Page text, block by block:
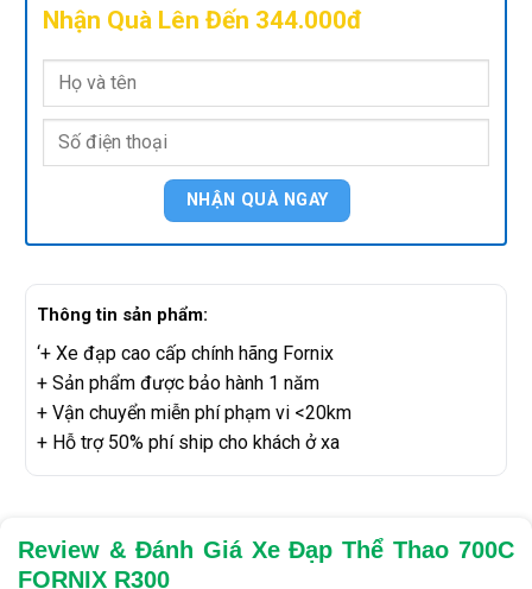
Nhận Quà Lên Đến 344.000đ
Thông tin sản phẩm:
‘+ Xe đạp cao cấp chính hãng Fornix
+ Sản phẩm được bảo hành 1 năm
+ Vận chuyển miễn phí phạm vi <20km
+ Hỗ trợ 50% phí ship cho khách ở xa
Review & Đánh Giá Xe Đạp Thể Thao 700C
FORNIX R300